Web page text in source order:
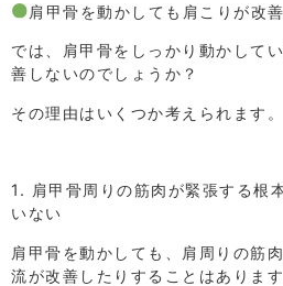
肩甲骨を動かしても肩こりが改
では、肩甲骨をしっかり動かして
善しないのでしょうか？
その理由はいくつか考えられます。
1. 肩甲骨周りの筋肉が緊張する根
いない
肩甲骨を動かしても、肩周りの筋
流が改善したりすることはありま